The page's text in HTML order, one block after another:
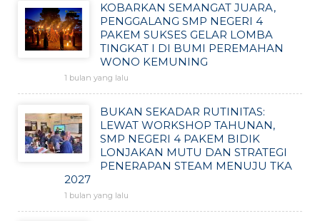
KOBARKAN SEMANGAT JUARA,
PENGGALANG SMP NEGERI 4
PAKEM SUKSES GELAR LOMBA
TINGKAT I DI BUMI PEREMAHAN
WONO KEMUNING
1 bulan yang lalu
BUKAN SEKADAR RUTINITAS:
LEWAT WORKSHOP TAHUNAN,
SMP NEGERI 4 PAKEM BIDIK
LONJAKAN MUTU DAN STRATEGI
PENERAPAN STEAM MENUJU TKA
2027
1 bulan yang lalu